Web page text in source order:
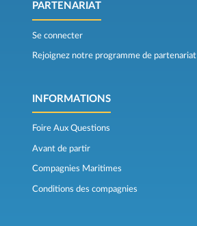
PARTENARIAT
Se connecter
Rejoignez notre programme de partenariat
INFORMATIONS
Foire Aux Questions
Avant de partir
Compagnies Maritimes
Conditions des compagnies